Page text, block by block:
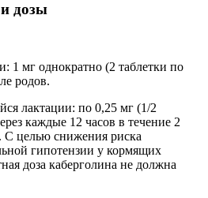
дозы
1 мг однократно (2 таблетки по
родов.
лактации: по 0,25 мг (1/2
каждые 12 часов в течение 2
целью снижения риска
гипотензии у кормящих
доза каберголина не должна